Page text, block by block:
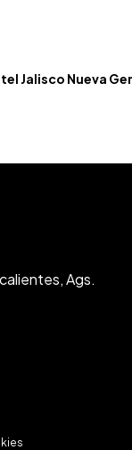
Jalisco Nueva
Ags.